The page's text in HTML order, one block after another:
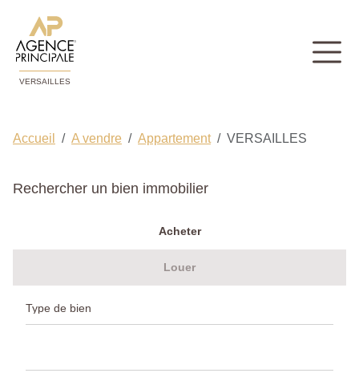
VERSAILLES
Accueil A vendre Appartement VERSAILLES
Rechercher un bien immobilier
Acheter
Louer